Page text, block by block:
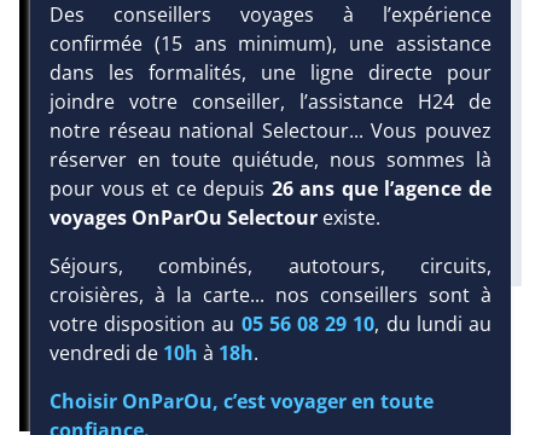
DEMANDE D’INFORMATIONS
< 100 m
5.3 km
Équipement :
222
Tx:25 %
Tx
:25 %
Infos golfs :
2 dont le plus proche à 13
km de l'hôtel
Des conseillers voyages à l’expérience
confirmée (15 ans minimum), une assistance
dans les formalités, une ligne directe pour
joindre votre conseiller, l’assistance H24 de
notre réseau national Selectour... Vous pouvez
réserver en toute quiétude, nous sommes là
pour vous et ce depuis 26 ans que l’agence de
voyages OnParOu Selectourexiste.
Séjours, combinés, autotours, circuits,
croisières, à la carte... nos conseillers sont à
votre disposition au 05 56 08 29 10, du lundi au
vendredi de 10h à 18h.
Choisir OnParOu, c’est voyager en toute